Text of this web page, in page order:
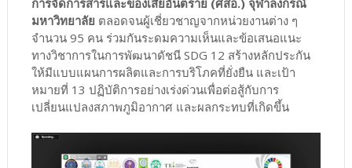
มหาวิทยาลัย ตลอดจนผู้เชี่ยวชาญจากหน่วยงานต่าง ๆ
จำนวน 95 คน ร่วมกันระดมความเห็นและข้อเสนอแนะ
ทางวิชาการในการพัฒนาดัชนี SDG 12 สร้างหลักประกัน
ให้มีแบบแผนการผลิตและการบริโภคที่ยั่งยืน และเป้า
หมายที่ 13 ปฏิบัติการอย่างเร่งด่วนเพื่อต่อสู้กับการ
เปลี่ยนแปลงสภาพภูมิอากาศ และผลกระทบที่เกิดขึ้น